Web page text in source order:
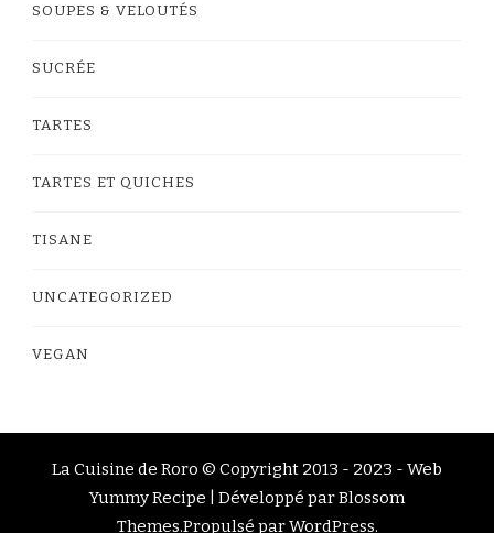
SOUPES & VELOUTÉS
SUCRÉE
TARTES
TARTES ET QUICHES
TISANE
UNCATEGORIZED
VEGAN
La Cuisine de Roro © Copyright 2013 - 2023 - Web
Yummy Recipe | Développé parBlossom
Themes.Propulsé parWordPress.